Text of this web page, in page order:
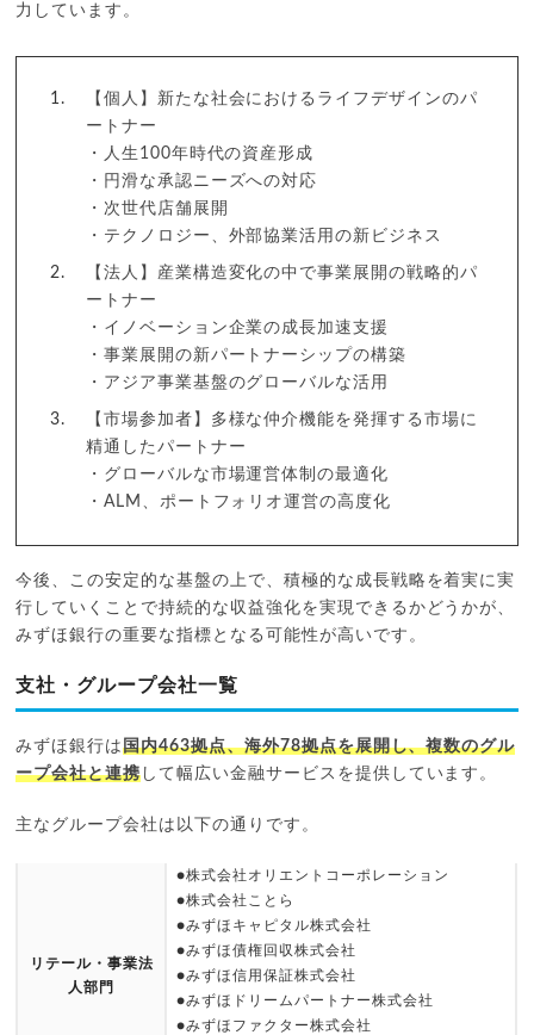
力しています。
【個人】新たな社会におけるライフデザインのパ
ートナー
・人生100年時代の資産形成
・円滑な承認ニーズへの対応
・次世代店舗展開
・テクノロジー、外部協業活用の新ビジネス
【法人】産業構造変化の中で事業展開の戦略的パ
ートナー
・イノベーション企業の成長加速支援
・事業展開の新パートナーシップの構築
・アジア事業基盤のグローバルな活用
【市場参加者】多様な仲介機能を発揮する市場に
精通したパートナー
・グローバルな市場運営体制の最適化
・ALM、ポートフォリオ運営の高度化
今後、この安定的な基盤の上で、積極的な成長戦略を着実に実
行していくことで持続的な収益強化を実現できるかどうかが、
みずほ銀行の重要な指標となる可能性が高いです。
支社・グループ会社一覧
みずほ銀行は国内463拠点、海外78拠点を展開し、複数のグル
ープ会社と連携 して幅広い金融サービスを提供しています。
主なグループ会社は以下の通りです。
リテール・事業法
人部門
●株式会社オリエントコーポレーション
●株式会社ことら
●みずほキャピタル株式会社
●みずほ債権回収株式会社
●みずほ信用保証株式会社
●みずほドリームパートナー株式会社
●みずほファクター株式会社